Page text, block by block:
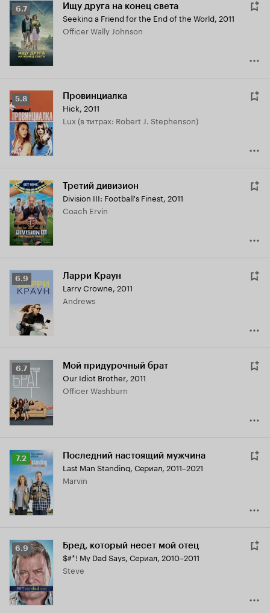
Рейтинг
Кинопоиска
6.7
6.7 Ищу друга на конец света
Seeking a Friend for the End of the World, 2011
Officer Wally Johnson
Рейтинг
Кинопоиска
5.8
5.8 Провинциалка
Hick, 2011
Lux (в титрах: Robert J. Stephenson)
Третий дивизион
Division III: Football's Finest, 2011
Coach Ervin
Рейтинг
Кинопоиска
6.9 Ларри Краун
Larry Crowne, 2011
Andrews
Рейтинг
Кинопоиска
6.7 Мой придурочный брат
Our Idiot Brother, 2011
Officer Washburn
Рейтинг
Кинопоиска
7.2
7.2 Последний настоящий мужчина
Last Man Standing, Сериал, 2011–2021
Marvin
Рейтинг
Кинопоиска
6.9
6.9 Бред, который несет мой отец
$#*! My Dad Says, Сериал, 2010–2011
Steve